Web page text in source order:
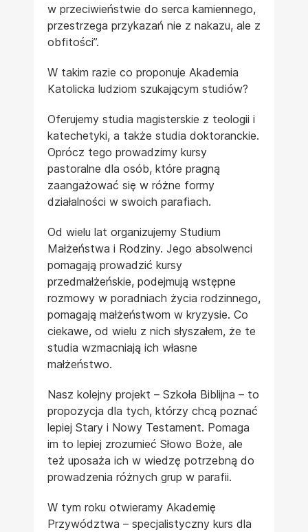
w przeciwieństwie do serca kamiennego,
przestrzega przykazań nie z nakazu, ale z
obfitości”.
W takim razie co proponuje Akademia
Katolicka ludziom szukającym studiów?
Oferujemy studia magisterskie z teologii i
katechetyki, a także studia doktoranckie.
Oprócz tego prowadzimy kursy
pastoralne dla osób, które pragną
zaangażować się w różne formy
działalności w swoich parafiach.
Od wielu lat organizujemy Studium
Małżeństwa i Rodziny. Jego absolwenci
pomagają prowadzić kursy
przedmałżeńskie, podejmują wstępne
rozmowy w poradniach życia rodzinnego,
pomagają małżeństwom w kryzysie. Co
ciekawe, od wielu z nich słyszałem, że te
studia wzmacniają ich własne
małżeństwo.
Nasz kolejny projekt – Szkoła Biblijna – to
propozycja dla tych, którzy chcą poznać
lepiej Stary i Nowy Testament. Pomaga
im to lepiej zrozumieć Słowo Boże, ale
też uposaża ich w wiedzę potrzebną do
prowadzenia różnych grup w parafii.
W tym roku otwieramy Akademię
Przywództwa – specjalistyczny kurs dla